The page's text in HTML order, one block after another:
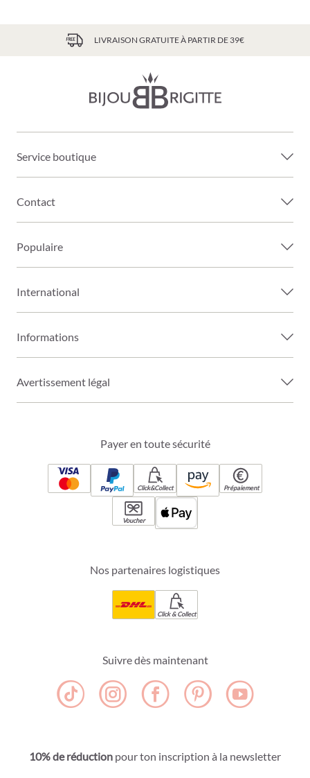
LIVRAISON GRATUITE À PARTIR DE 39€
Service boutique
Contact
Populaire
International
Informations
Avertissement légal
Payer en toute sécurité
Click&Collect Prépaiement
Voucher
Nos partenaires logistiques
Click & Collect
Suivre dès maintenant
10% de réduction pour ton inscription à la newsletter